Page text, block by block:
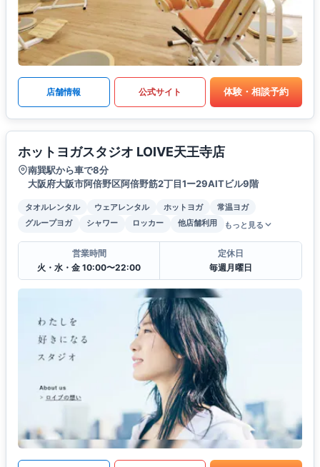
店舗情報 公式サイト 体験・相談予約
ホットヨガスタジオ LOIVE天王寺店
南巽駅から車で8分
大阪府大阪市阿倍野区阿倍野筋2丁目1ー29AITビル9階
タオルレンタル ウェアレンタル ホットヨガ
常温ヨガ
グループヨガ
シャワー ロッカー 他店舗利用 もっと見る
営業時間
火・水・金 10:00〜22:00
定休日
毎週月曜日